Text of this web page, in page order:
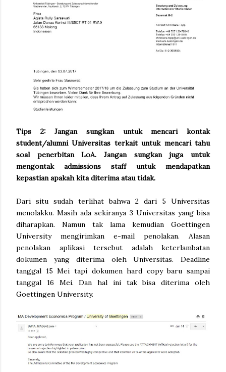
Tips 2: Jangan sungkan untuk mencari kontak
student/alumni Universitas terkait untuk mencari tahu
soal penerbitan LoA. Jangan sungkan juga untuk
mengontak admissions staff untuk mendapatkan
kepastian apakah kita diterima atau tidak.
Dari situ sudah terlihat bahwa 2 dari 5 Universitas
menolakku. Masih ada sekiranya 3 Universitas yang bisa
diharapkan. Namun tak lama kemudian Goettingen
University mengirimkan e-mail penolakan. Alasan
penolakan aplikasi tersebut adalah keterlambatan
dokumen yang diterima oleh Universitas. Deadline
tanggal 15 Mei tapi dokumen hard copy baru sampai
tanggal 16 Mei. Dan hal ini tak bisa diterima oleh
Goettingen University.